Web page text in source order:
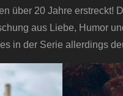
über 20 Jahre erstreckt!
aus Liebe, Humor
in der Serie allerdings